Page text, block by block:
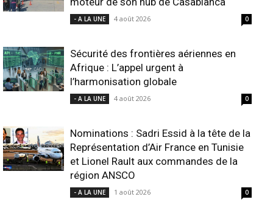
- A LA UNE 4 août 2026 0
Sécurité des frontières aériennes en
Afrique : L’appel urgent à
l’harmonisation globale
- A LA UNE 4 août 2026 0
Nominations : Sadri Essid à la tête de la
Représentation d’Air France en Tunisie
et Lionel Rault aux commandes de la
région ANSCO
- A LA UNE 1 août 2026 0